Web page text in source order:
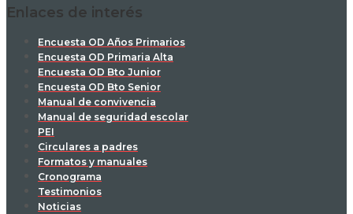
Enlaces de interés
Encuesta OD Años Primarios
Encuesta OD Primaria Alta
Encuesta OD Bto Junior
Encuesta OD Bto Senior
Manual de convivencia
Manual de seguridad escolar
PEI
Circulares a padres
Formatos y manuales
Cronograma
Testimonios
Noticias